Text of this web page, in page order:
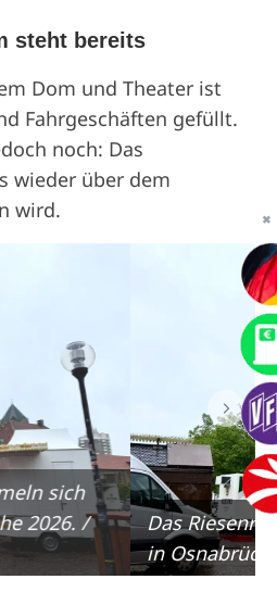
steht bereits
Dom und Theater ist
Fahrgeschäften gefüllt.
noch: Das
wieder über dem
wird.
einfach zur Maiwoche
/ Foto: Hannah Meiners
✖